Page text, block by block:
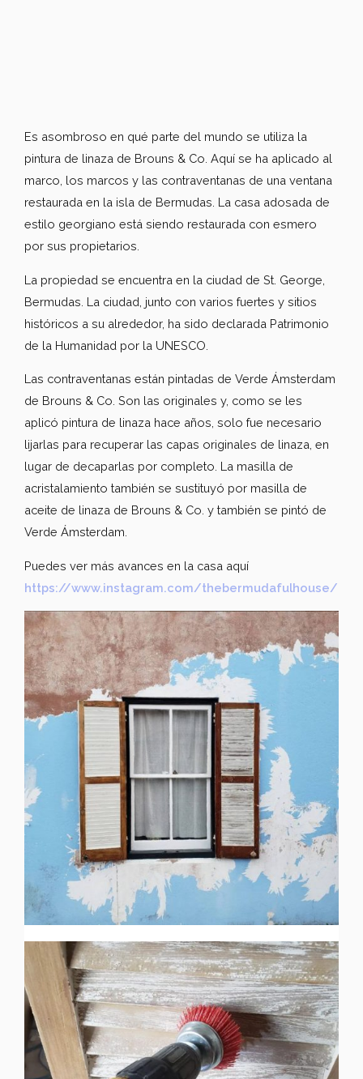
Es asombroso en qué parte del mundo se utiliza la
pintura de linaza de Brouns & Co. Aquí se ha aplicado al
marco, los marcos y las contraventanas de una ventana
restaurada en la isla de Bermudas. La casa adosada de
estilo georgiano está siendo restaurada con esmero
por sus propietarios.
La propiedad se encuentra en la ciudad de St. George,
Bermudas. La ciudad, junto con varios fuertes y sitios
históricos a su alrededor, ha sido declarada Patrimonio
de la Humanidad por la UNESCO.
Las contraventanas están pintadas de Verde Ámsterdam
de Brouns & Co. Son las originales y, como se les
aplicó pintura de linaza hace años, solo fue necesario
lijarlas para recuperar las capas originales de linaza, en
lugar de decaparlas por completo. La masilla de
acristalamiento también se sustituyó por masilla de
aceite de linaza de Brouns & Co. y también se pintó de
Verde Ámsterdam.
Puedes ver más avances en la casa aquí
https://www.instagram.com/thebermudafulhouse/